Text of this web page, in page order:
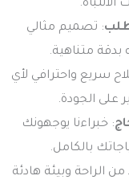
الانتباه.
: تصميم مثالي
متناهية.
سريع واحترافي لأي
على الجودة.
: خبراءنا يوجهونك
بالكامل.
من الراحة وبيئة هادئة